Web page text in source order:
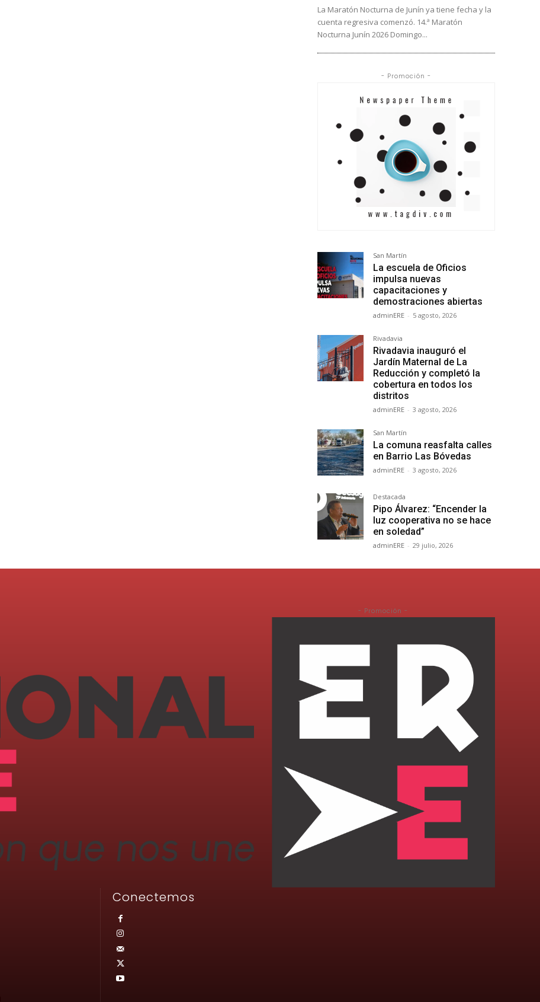
La Maratón Nocturna de Junín ya tiene fecha y la
cuenta regresiva comenzó. 14.ª Maratón
Nocturna Junín 2026 Domingo...
- Promoción -
San Martín
La escuela de Oficios
impulsa nuevas
capacitaciones y
demostraciones abiertas
adminERE - 5 agosto, 2026
Rivadavia
Rivadavia inauguró el
Jardín Maternal de La
Reducción y completó la
cobertura en todos los
distritos
adminERE - 3 agosto, 2026
San Martín
La comuna reasfalta calles
en Barrio Las Bóvedas
adminERE - 3 agosto, 2026
Destacada
Pipo Álvarez: “Encender la
luz cooperativa no se hace
en soledad”
adminERE - 29 julio, 2026
Conectemos
- Promoción -